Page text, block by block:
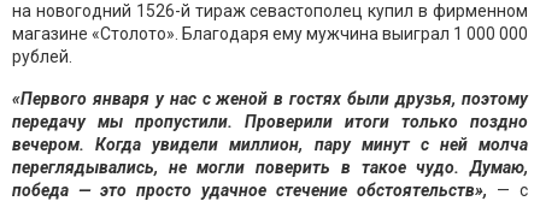
на новогодний 1526-й тираж севастополец купил в фирменном
магазине «Столото». Благодаря ему мужчина выиграл 1 000 000
рублей.
«Первого января у нас с женой в гостях были друзья, поэтому
передачу мы пропустили. Проверили итоги только поздно
вечером. Когда увидели миллион, пару минут с ней молча
переглядывались, не могли поверить в такое чудо. Думаю,
победа — это просто удачное стечение обстоятельств», — с